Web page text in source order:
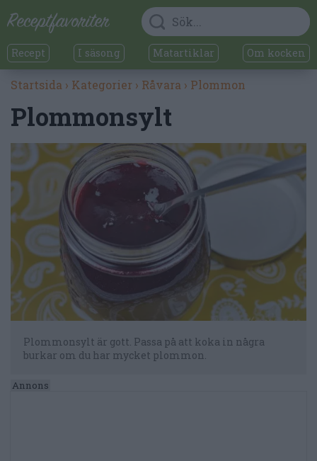
Recept I säsong Matartiklar Om kocken
Startsida › Kategorier › Råvara › Plommon
Plommonsylt
Plommonsylt är gott. Passa på att koka in några
burkar om du har mycket plommon.